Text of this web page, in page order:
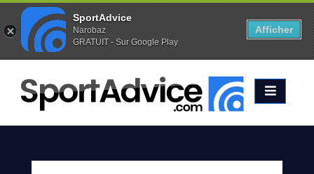
Favoris (0) Alertes (0)
ACCUEIL
SKIS
2020
SportAdvice
Narobaz
GRATUIT - Sur Google Play
Afficher